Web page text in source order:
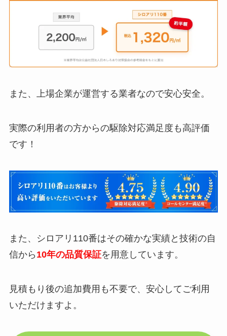
また、上場企業が運営する業者なので安心安全。
実際の利用者の方からの駆除対応満足度も高評価
です！
また、シロアリ110番はその確かな実績と技術の自
信から 10年の品質保証を用意しています。
見積もり後の追加費用も不要で、安心してご利用
いただけますよ。